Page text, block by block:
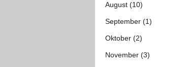
August (10)
September (1)
Oktober (2)
November (3)